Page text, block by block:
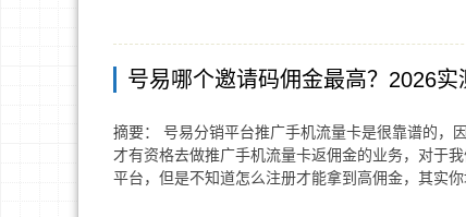
号易哪个邀请码佣金最高？2026
摘要： 号易分销平台推广手机流量卡是很靠谱的，
才有资格去做推广手机流量卡返佣金的业务，对于
平台，但是不知道怎么注册才能拿到高佣金，其实